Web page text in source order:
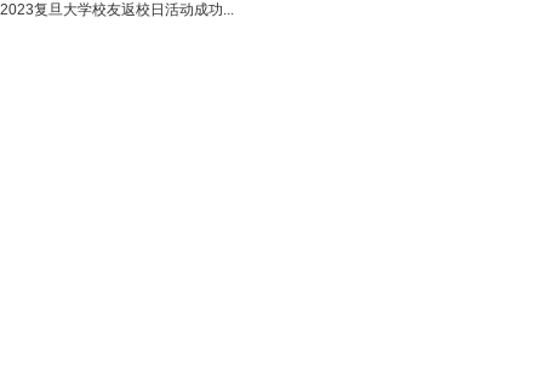
2023复旦大学校友返校日活动成功...